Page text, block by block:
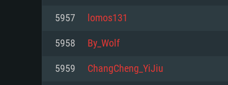
Disque dur: 23.1 Go (client
Disque dur: 62,2 Go (client
de 720p)
Connection: Connexion Internet
Disque dur: 62,2 Go (client
5957 lomos131
5958 By_Wolf
5959 ChangCheng_YiJiu